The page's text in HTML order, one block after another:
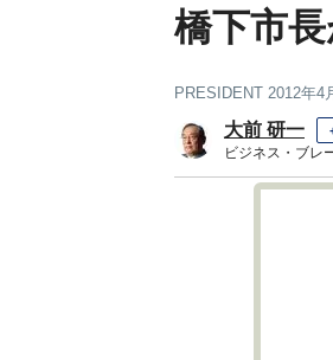
橋下市
PRESIDENT 2012年4
大前 研一
ビジネス・ブレ